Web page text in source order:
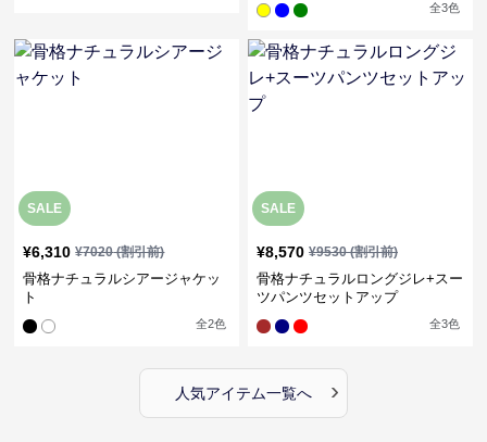
全3色
SALE
¥6,310 ¥7020(割引前)
骨格ナチュラルシアージャケッ
ト
全2色
SALE
¥8,570 ¥9530(割引前)
骨格ナチュラルロングジレ+スー
ツパンツセットアップ
全3色
人気アイテム一覧へ ›